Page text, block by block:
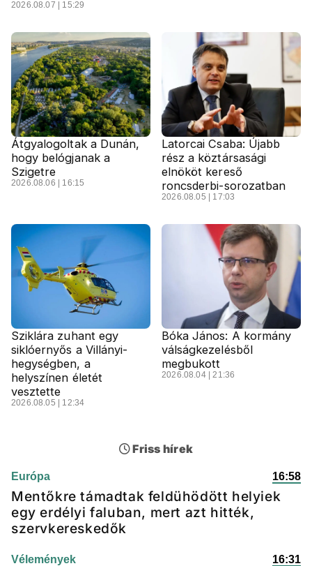
2026.08.07 | 15:29
Átgyalogoltak a Dunán,
hogy belógjanak a
Szigetre
2026.08.06 | 16:15
Latorcai Csaba: Újabb
rész a köztársasági
elnököt kereső
roncsderbi-sorozatban
2026.08.05 | 17:03
Sziklára zuhant egy
siklóernyős a Villányi-
hegységben, a
helyszínen életét
vesztette
2026.08.05 | 12:34
Bóka János: A kormány
válságkezelésből
megbukott
2026.08.04 | 21:36
Friss hírek
Európa 16:58
Mentőkre támadtak feldühödött helyiek
egy erdélyi faluban, mert azt hitték,
szervkereskedők
Vélemények 16:31